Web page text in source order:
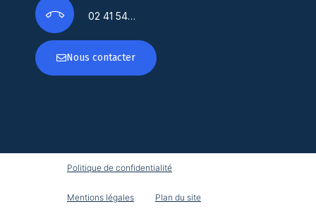
02 41 54…
Nous contacter
Politique de confidentialité
Mentions légales Plan du site